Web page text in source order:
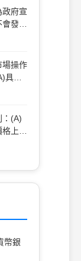
府宣
會發
大
場操作
有
(C)
：(A)
上升
格
，故
幣銀